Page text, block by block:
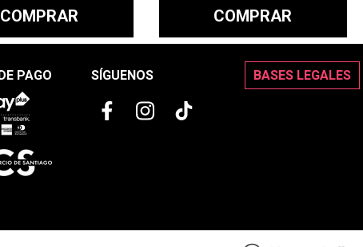
COMPRAR COMPRAR
PAGO SÍGUENOS BASES LEGALES